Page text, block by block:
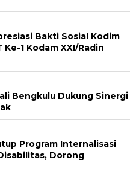
Bakti Sosial Kodim
1 Kodam XXI/Radin
Bengkulu Dukung Sinergi
Program Internalisasi
Dorong